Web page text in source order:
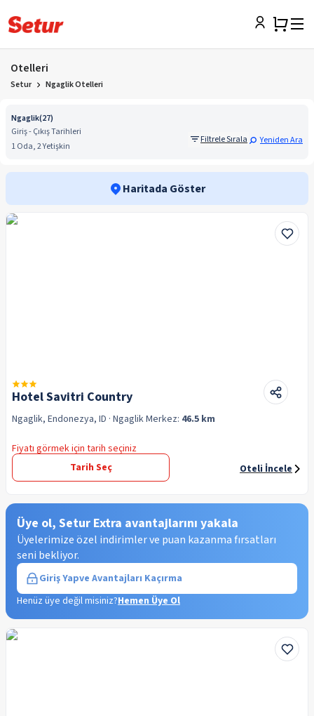
Otelleri
Setur Ngaglik Otelleri
Ngaglik(27)
Giriş - Çıkış Tarihleri
1 Oda, 2 Yetişkin
Filtrele Sırala Yeniden Ara
Haritada Göster
Hotel Savitri Country
Ngaglik, Endonezya, ID · NgaglikMerkez: 46.5 km
Fiyatı görmek için tarih seçiniz
Tarih Seç
Oteli İncele
Üye ol, Setur Extra avantajlarını yakala
Üyelerimize özel indirimler ve puan kazanma fırsatları
seni bekliyor.
Giriş Yapve Avantajları Kaçırma
Henüz üye değil misiniz?Hemen Üye Ol